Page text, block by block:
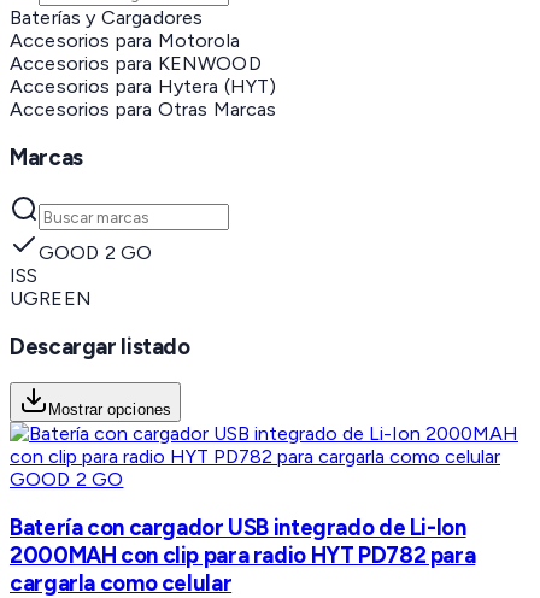
Baterías y Cargadores
Accesorios para Motorola
Accesorios para KENWOOD
Accesorios para Hytera (HYT)
Accesorios para Otras Marcas
Marcas
GOOD 2 GO
ISS
UGREEN
Descargar listado
Mostrar opciones
GOOD 2 GO
Batería con cargador USB integrado de Li-Ion
2000MAH con clip para radio HYT PD782 para
cargarla como celular